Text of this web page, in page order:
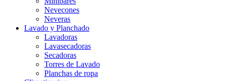
Nevecones
Neveras
Lavado y Planchado
Lavadoras
Lavasecadoras
Secadoras
Torres de Lavado
Planchas de ropa